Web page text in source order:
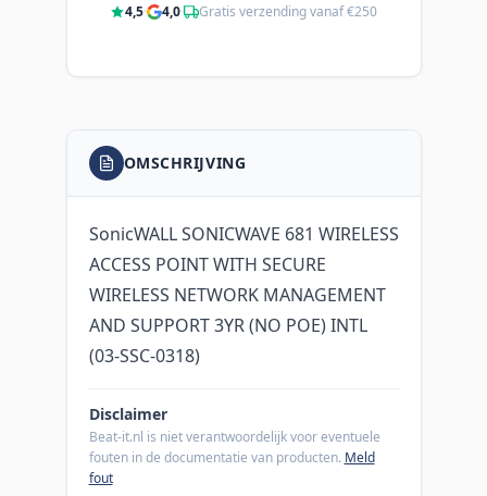
4,5· 4,0· Gratis verzending vanaf €250
OMSCHRIJVING
SonicWALL SONICWAVE 681 WIRELESS
ACCESS POINT WITH SECURE
WIRELESS NETWORK MANAGEMENT
AND SUPPORT 3YR (NO POE) INTL
(03-SSC-0318)
Disclaimer
Beat-it.nl is niet verantwoordelijk voor eventuele
fouten in de documentatie van producten. Meld
fout